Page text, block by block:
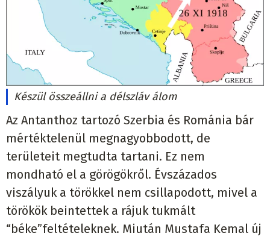
Készül összeállni a délszláv álom
Az Antanthoz tartozó Szerbia és Románia bár
mértéktelenül megnagyobbodott, de
területeit megtudta tartani. Ez nem
mondható el a görögökről. Évszázados
viszályuk a törökkel nem csillapodott, mivel a
törökök beintettek a rájuk tukmált
“béke”feltételeknek. Miután Mustafa Kemal új